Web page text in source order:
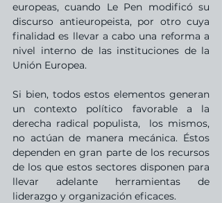
europeas, cuando Le Pen modificó su
discurso antieuropeista, por otro cuya
finalidad es llevar a cabo una reforma a
nivel interno de las instituciones de la
Unión Europea.
Si bien, todos estos elementos generan
un contexto político favorable a la
derecha radical populista,  los mismos,
no actúan de manera mecánica. Éstos
dependen en gran parte de los recursos
de los que estos sectores disponen para
llevar adelante herramientas de
liderazgo y organización eficaces.